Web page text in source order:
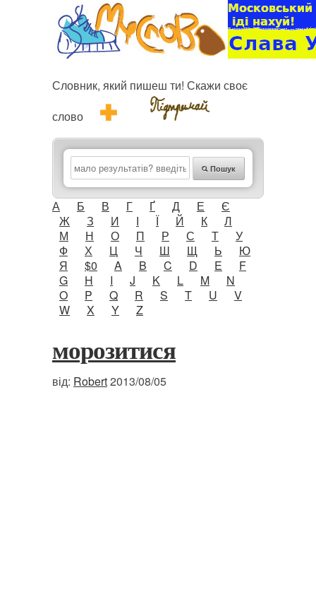
Словник, який пишеш ти! Скажи своє
слово
Пошук
А Б В Г Ґ Д Е
Є
Ж
З И І Ї Й К
Л
М
Н О П Р С Т
У
Ф
Х Ц Ч Ш Щ Ь
Ю
Я
$0 A B C D E
F
G
H I J K L M
N
O
P Q R S T U
V
W
X Y Z
морозитися
від: Robert2013/08/05